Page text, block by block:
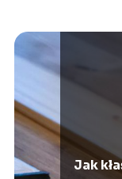
Jak